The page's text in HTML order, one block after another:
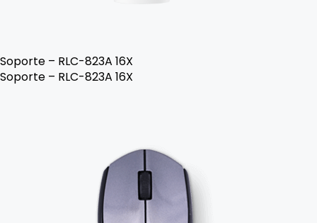
Soporte – RLC-823A 16X
Soporte – RLC-823A 16X